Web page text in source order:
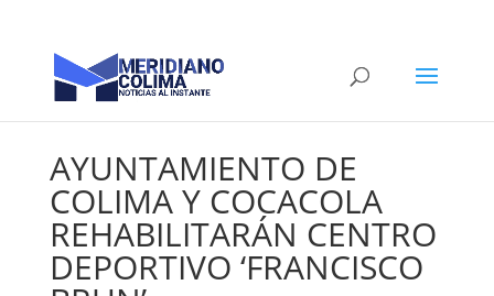
AYUNTAMIENTO DE
COLIMA Y COCACOLA
REHABILITARÁN CENTRO
DEPORTIVO ‘FRANCISCO